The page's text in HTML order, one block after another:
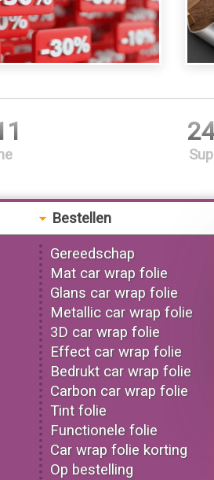
Bestellen
Gereedschap
Mat car wrap folie
Glans car wrap folie
Metallic car wrap folie
3D car wrap folie
Effect car wrap folie
Bedrukt car wrap folie
Carbon car wrap folie
Tint folie
Functionele folie
Car wrap folie korting
Op bestelling